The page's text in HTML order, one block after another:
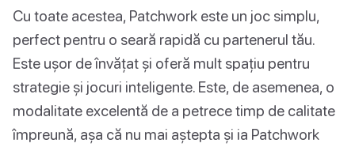
Cu toate acestea, Patchwork este un joc simplu,
perfect pentru o seară rapidă cu partenerul tău.
Este ușor de învățat și oferă mult spațiu pentru
strategie și jocuri inteligente. Este, de asemenea, o
modalitate excelentă de a petrece timp de calitate
împreună, așa că nu mai aștepta și ia Patchwork